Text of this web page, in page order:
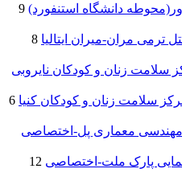
دانشگاه استنفورد) 9
ترمی مران-میران ایتالیا 8
سلامت زنان و کودکان نایروبی
سلامت زنان و کودکان کنیا 6
معماری پل-اختصاصی
پارک ملت-اختصاصی 12